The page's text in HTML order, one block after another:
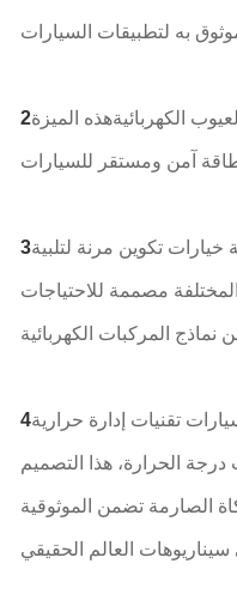
الكهربائيةهذه الميزة
تكوين مرنة لتلبية
مصممة للاحتياجات
ذات الطاقة 360 فولت 200 إيه إيه للسيارات تقنيات إدارة حرارية
الحرارة، هذا التصميم
الصارمة تضمن الموثوقية